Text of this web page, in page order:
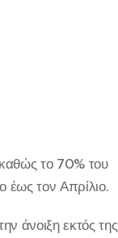
καθώς το 70% του
έως τον Απρίλιο.
άνοιξη εκτός της